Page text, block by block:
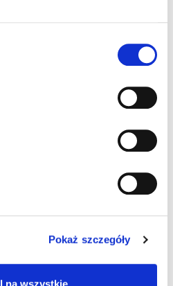
Pokaż szczegóły
na wszystkie
w domu. Pierwsza taka
smaki, woda i
smakowych:
zawiera tylko
dodatku słodzików.
napój dla całej
to to porcja na szklankę,